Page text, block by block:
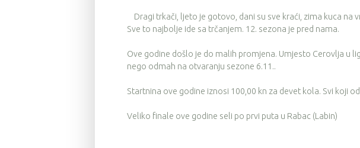
Dragi trkači, ljeto je gotovo, dani su sve kraći, zima kuca na
Sve to najbolje ide sa trčanjem. 12. sezona je pred nama.
Ove godine došlo je do malih promjena. Umjesto Cerovlja u
nego odmah na otvaranju sezone 6.11..
Startnina ove godine iznosi 100,00 kn za devet kola. Svi koji
Veliko finale ove godine seli po prvi puta u Rabac (Labin)